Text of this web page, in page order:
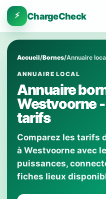
⚡ ChargeCheck
Accueil/Bornes/Annuaire
ANNUAIRE LOCAL
Annuaire
Westvoorne
tarifs
Comparez les tarifs
à Westvoorne avec
puissances,
fiches lieux